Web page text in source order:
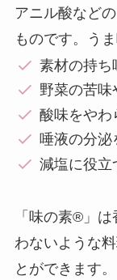
アニル酸など
ものです。う
素材の持ち
野菜の苦味
酸味をやわ
唾液の分泌
減塩に役
「味の素®︎」
わないような
とができます。